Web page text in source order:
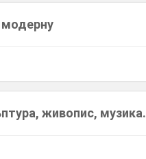
модерну
живопис, музика.